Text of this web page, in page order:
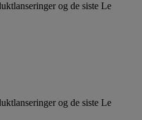
og de siste Le
og de siste Le